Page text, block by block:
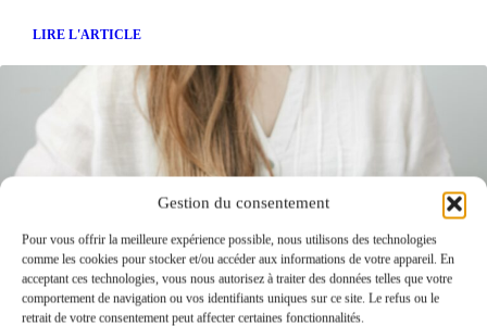
Gestion du consentement
Pour vous offrir la meilleure expérience possible, nous utilisons des technologies
comme les cookies pour stocker et/ou accéder aux informations de votre appareil. En
acceptant ces technologies, vous nous autorisez à traiter des données telles que votre
comportement de navigation ou vos identifiants uniques sur ce site. Le refus ou le
retrait de votre consentement peut affecter certaines fonctionnalités.
LIRE L'ARTICLE